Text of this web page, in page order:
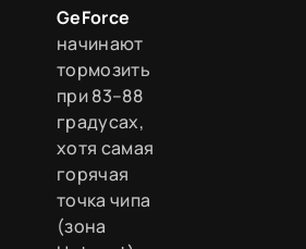
GeForce
начинают
тормозить
при 83–88
градусах,
хотя самая
горячая
точка чипа
(зона